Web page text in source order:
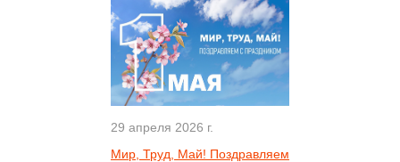
29 апреля 2026 г.
Мир, Труд, Май! Поздравляем